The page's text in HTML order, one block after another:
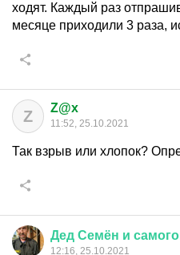
ходят. Каждый раз
месяце приходили 3 раза,
Z Z@x
11:52, 25.10.2021
Так взрыв или хлопок?
Дед Семён и
12:16, 25.10.2021